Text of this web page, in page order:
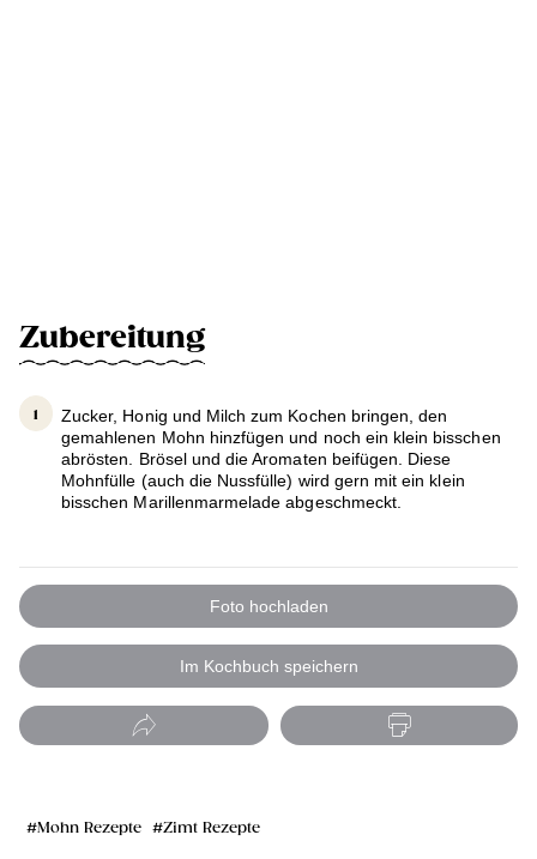
Zubereitung
Zucker, Honig und Milch zum Kochen bringen, den
gemahlenen Mohn hinzfügen und noch ein klein bisschen
abrösten. Brösel und die Aromaten beifügen. Diese
Mohnfülle (auch die Nussfülle) wird gern mit ein klein
bisschen Marillenmarmelade abgeschmeckt.
Foto hochladen
Im Kochbuch speichern
Mohn Rezepte Zimt Rezepte